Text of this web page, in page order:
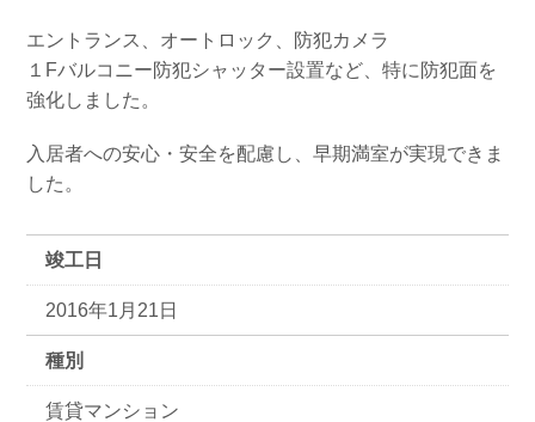
エントランス、オートロック、防犯カメラ
１Fバルコニー防犯シャッター設置など、特に防犯面を
強化しました。
入居者への安心・安全を配慮し、早期満室が実現できま
した。
竣工日
2016年1月21日
種別
賃貸マンション